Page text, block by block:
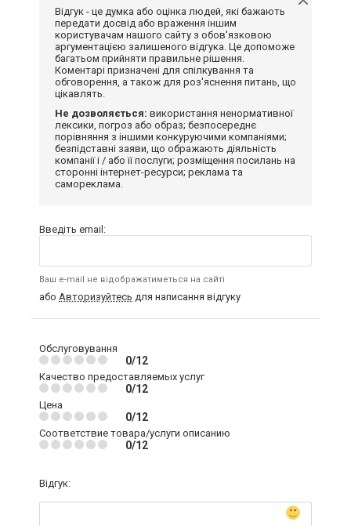
Відгук - це думка або оцінка людей, які бажають
передати досвід або враження іншим
користувачам нашого сайту з обов'язковою
аргументацією залишеного відгука. Це допоможе
багатьом прийняти правильне рішення.
Коментарі призначені для спілкування та
обговорення, а також для роз'яснення питань, що
цікавлять.
Не дозволяється: використання ненормативної
лексики, погроз або образ; безпосереднє
порівняння з іншими конкуруючими компаніями;
безпідставні заяви, що ображають діяльність
компанії і / або її послуги; розміщення посилань на
сторонні інтернет-ресурси; реклама та
самореклама.
Введіть email:
Ваш e-mail не відображатиметься на сайті
або Авторизуйтесь для написання відгуку
Обслуговування
0/12
Качество предоставляемых услуг
0/12
Цена
0/12
Соответствие товара/услуги описанию
0/12
Відгук: